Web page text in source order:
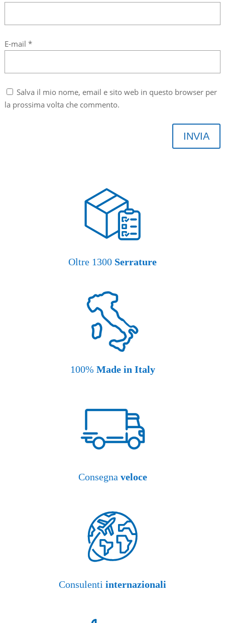
E-mail *
Salva il mio nome, email e sito web in questo browser per
la prossima volta che commento.
INVIA
Oltre 1300 Serrature
100% Made in Italy
Consegna veloce
Consulenti internazionali